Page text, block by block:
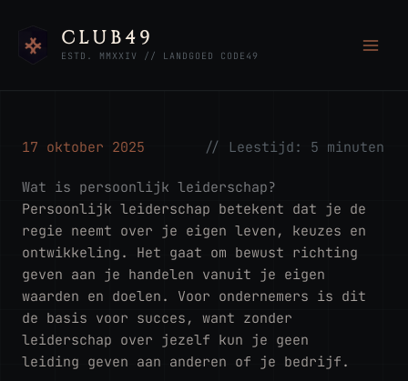
CLUB49
ESTD. MMXXIV // LANDGOED CODE49
17 oktober 2025 // Leestijd: 5 minuten
Wat is persoonlijk leiderschap?
Persoonlijk leiderschap betekent dat je de
regie neemt over je eigen leven, keuzes en
ontwikkeling. Het gaat om bewust richting
geven aan je handelen vanuit je eigen
waarden en doelen. Voor ondernemers is dit
de basis voor succes, want zonder
leiderschap over jezelf kun je geen
leiding geven aan anderen of je bedrijf.